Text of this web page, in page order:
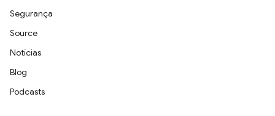
Segurança
Source
Notícias
Blog
Podcasts